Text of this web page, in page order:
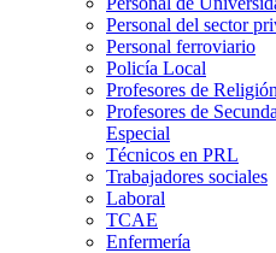
Personal del sector
Personal ferroviario
Policía Local
Profesores de Religión
Profesores de
Especial
Técnicos en PRL
Trabajadores sociales
Laboral
TCAE
Enfermería